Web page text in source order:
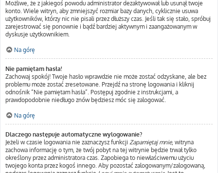
Możliwe, że z jakiegoś powodu administrator dezaktywował lub usunął twoje
konto. Wiele witryn, aby zmniejszyć rozmiar bazy danych, cyklicznie usuwa
użytkowników, którzy nic nie pisali przez dłuższy czas. Jeśli tak się stało, spróbuj
zarejestrować się ponownie i bądź bardziej aktywnym i zaangażowanym w
dyskusje użytkownikiem.
Na górę
Nie pamiętam hasła!
Zachowaj spokój! Twoje hasło wprawdzie nie może zostać odzyskane, ale bez
problemu może zostać zresetowane. Przejdź na stronę logowania i kliknij
odnośnik “Nie pamiętam hasła”. Postępuj zgodnie z instrukcjami, a
prawdopodobnie niedługo znów będziesz móc się zalogować.
Na górę
Dlaczego następuje automatyczne wylogowanie?
Jeżeli w czasie logowania nie zaznaczysz funkcji Zapamiętaj mnie, witryna
zachowa informację o tym, że twój pobyt na tej witrynie będzie trwał tylko
określony przez administratora czas. Zapobiega to niewłaściwemu użyciu
twojego konta przez kogoś innego. Aby pozostać zalogowanym/zalogowaną,